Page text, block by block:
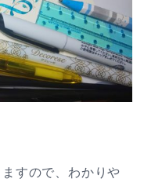
すので、わかりや